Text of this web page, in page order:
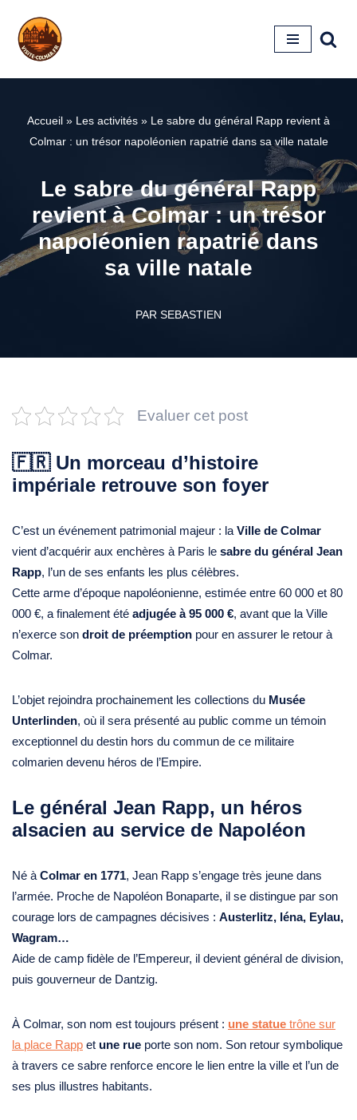
Aller
Accueil » Les activités » Le sabre du général Rapp revient à
Colmar : un trésor napoléonien rapatrié dans sa ville natale
Le sabre du général Rapp
revient à Colmar : un trésor
napoléonien rapatrié dans
sa ville natale
PAR SEBASTIEN
Evaluer cet post
🇫🇷 Un morceau d’histoire
impériale retrouve son foyer
C’est un événement patrimonial majeur : la Ville de Colmar
vient d’acquérir aux enchères à Paris le sabre du général Jean
Rapp, l’un de ses enfants les plus célèbres.
Cette arme d’époque napoléonienne, estimée entre 60 000 et 80
000 €, a finalement été adjugée à 95 000 €, avant que la Ville
n’exerce son droit de préemption pour en assurer le retour à
Colmar.
L’objet rejoindra prochainement les collections du Musée
Unterlinden, où il sera présenté au public comme un témoin
exceptionnel du destin hors du commun de ce militaire
colmarien devenu héros de l’Empire.
Le général Jean Rapp, un héros
alsacien au service de Napoléon
Né à Colmar en 1771, Jean Rapp s’engage très jeune dans
l’armée. Proche de Napoléon Bonaparte, il se distingue par son
courage lors de campagnes décisives : Austerlitz, Iéna, Eylau,
Wagram…
Aide de camp fidèle de l’Empereur, il devient général de division,
puis gouverneur de Dantzig.
À Colmar, son nom est toujours présent : une statue trône sur
la place Rapp et une rue porte son nom. Son retour symbolique
à travers ce sabre renforce encore le lien entre la ville et l’un de
ses plus illustres habitants.